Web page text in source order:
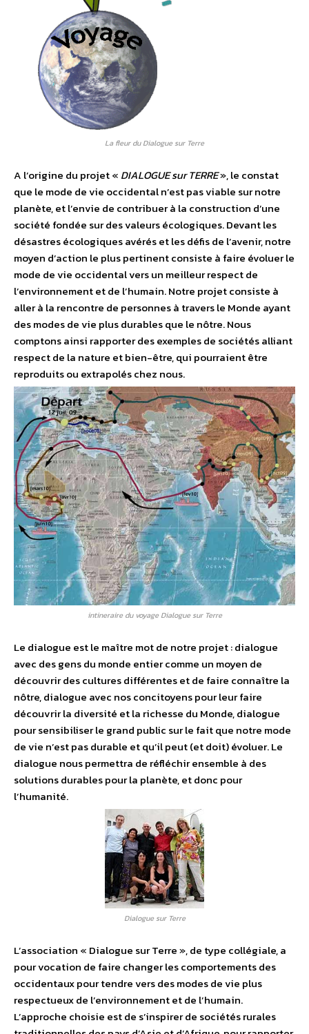
La fleur du Dialogue sur Terre
A l’origine du projet « DIALOGUE sur TERRE», le constat
que le mode de vie occidental n’est pas viable sur notre
planète, et l’envie de contribuer à la construction d’une
société fondée sur des valeurs écologiques. Devant les
désastres écologiques avérés et les défis de l’avenir, notre
moyen d’action le plus pertinent consiste à faire évoluer le
mode de vie occidental vers un meilleur respect de
l’environnement et de l’humain. Notre projet consiste à
aller à la rencontre de personnes à travers le Monde ayant
des modes de vie plus durables que le nôtre. Nous
comptons ainsi rapporter des exemples de sociétés alliant
respect de la nature et bien-être, qui pourraient être
reproduits ou extrapolés chez nous.
intineraire du voyage Dialogue sur Terre
Le dialogue est le maître mot de notre projet : dialogue
avec des gens du monde entier comme un moyen de
découvrir des cultures différentes et de faire connaître la
nôtre, dialogue avec nos concitoyens pour leur faire
découvrir la diversité et la richesse du Monde, dialogue
pour sensibiliser le grand public sur le fait que notre mode
de vie n’est pas durable et qu’il peut (et doit) évoluer. Le
dialogue nous permettra de réfléchir ensemble à des
solutions durables pour la planète, et donc pour
l’humanité.
Dialogue sur Terre
L’association « Dialogue sur Terre », de type collégiale, a
pour vocation de faire changer les comportements des
occidentaux pour tendre vers des modes de vie plus
respectueux de l’environnement et de l’humain.
L’approche choisie est de s’inspirer de sociétés rurales